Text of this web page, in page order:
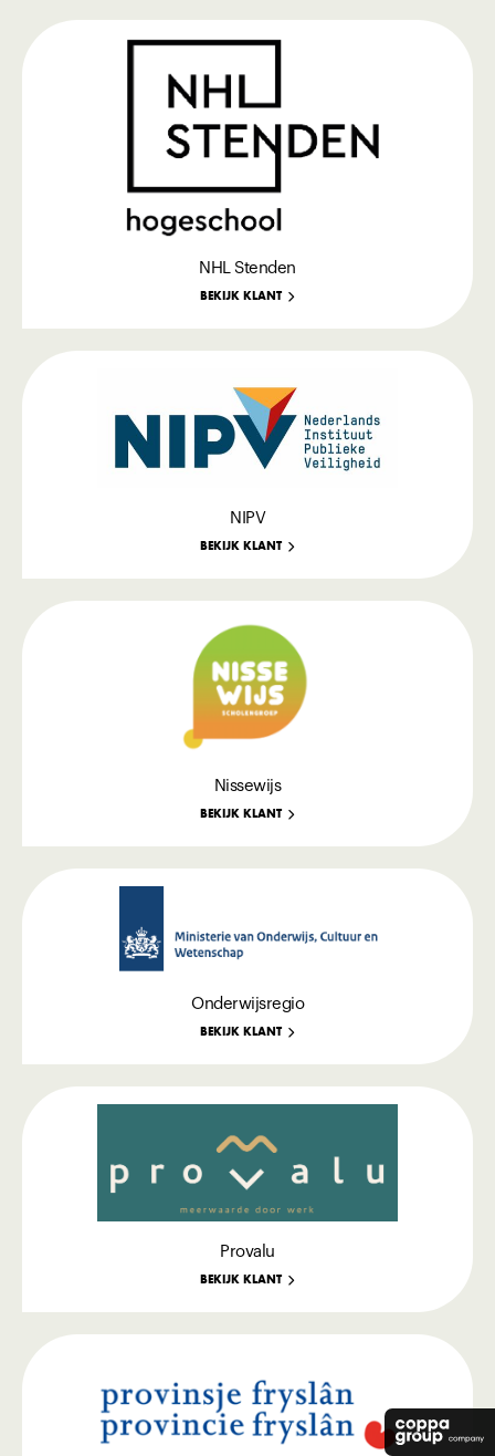
NHL Stenden
BEKIJK KLANT
NIPV
BEKIJK KLANT
Nissewijs
BEKIJK KLANT
Onderwijsregio
BEKIJK KLANT
Provalu
BEKIJK KLANT